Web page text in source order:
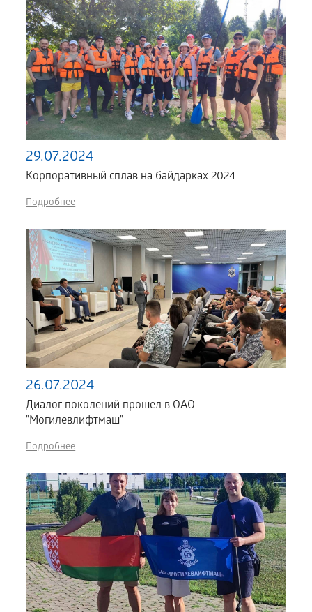
29.07.2024
Корпоративный сплав на байдарках 2024
Подробнее
26.07.2024
Диалог поколений прошел в ОАО
"Могилевлифтмаш"
Подробнее